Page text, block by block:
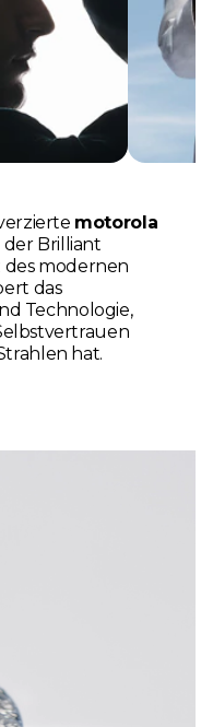
motorola
Brilliant
des modernen
das
Technologie,
hat.